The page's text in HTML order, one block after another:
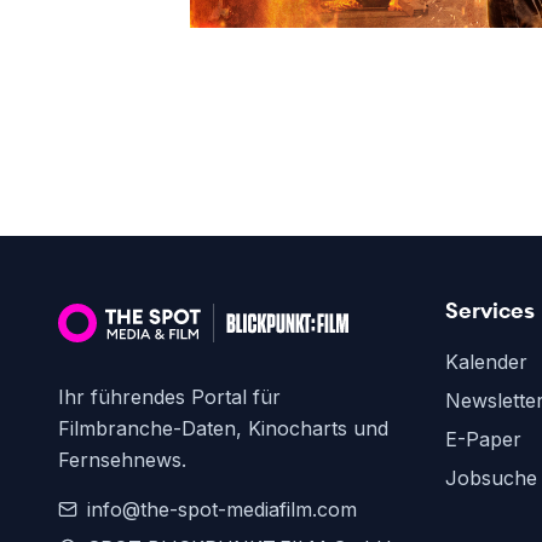
Ihr führendes Portal für
Filmbranche-Daten, Kinocharts und
Fernsehnews.
info@the-spot-mediafilm.com
Services
Kalender
E-Paper
Jobsuche